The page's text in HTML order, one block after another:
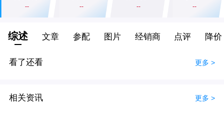
-- -- -- --
综述 文章 参配 图片 经销商 点评 降价
看了还看 更多 >
相关资讯 更多 >